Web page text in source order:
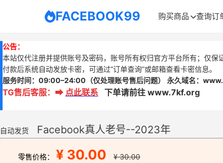
FACEBOOK99 购买商品 查询订
公告：
本站仅代注册并提供账号及密码，账号所有权归官方平台所有；仅保
付款后系统自动发放卡密，可通过“订单查询”或邮箱查看卡密信息。
服务时间： 09:00–24:00 （仅处理账号售后问题） 永久域名：www.
TG售后客服： ➡ 点此联系 下单请前往 www.7kf.org
自动发货 Facebook真人老号--2023年
零售价格： ¥ 30.00 ¥ 30.00